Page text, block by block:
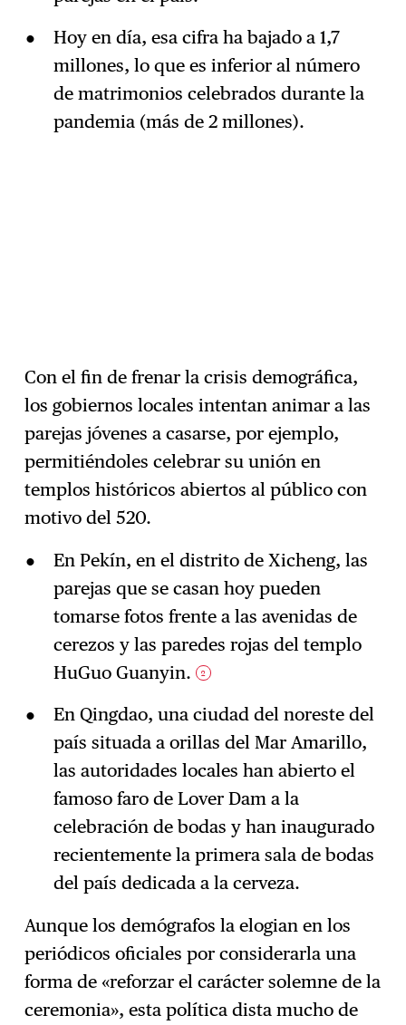
Hoy en día, esa cifra ha bajado a 1,7
millones, lo que es inferior al número
de matrimonios celebrados durante la
pandemia (más de 2 millones).
Con el fin de frenar la crisis demográfica,
los gobiernos locales intentan animar a las
parejas jóvenes a casarse, por ejemplo,
permitiéndoles celebrar su unión en
templos históricos abiertos al público con
motivo del 520.
En Pekín, en el distrito de Xicheng, las
parejas que se casan hoy pueden
tomarse fotos frente a las avenidas de
cerezos y las paredes rojas del templo
HuGuo Guanyin.
2
En Qingdao, una ciudad del noreste del
país situada a orillas del Mar Amarillo,
las autoridades locales han abierto el
famoso faro de Lover Dam a la
celebración de bodas y han inaugurado
recientemente la primera sala de bodas
del país dedicada a la cerveza.
Aunque los demógrafos la elogian en los
periódicos oficiales por considerarla una
forma de «reforzar el carácter solemne de la
ceremonia», esta política dista mucho de